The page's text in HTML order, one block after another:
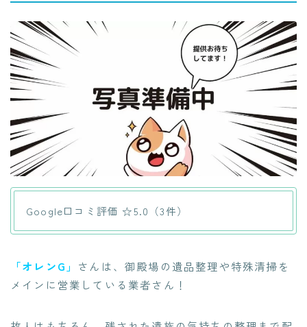
Google口コミ評価 ☆5.0（3件）
「オレンG」 さんは、御殿場の遺品整理や特殊清掃を
メインに営業している業者さん！